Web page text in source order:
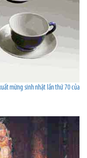
mừng sinh nhật lần thứ 70 của